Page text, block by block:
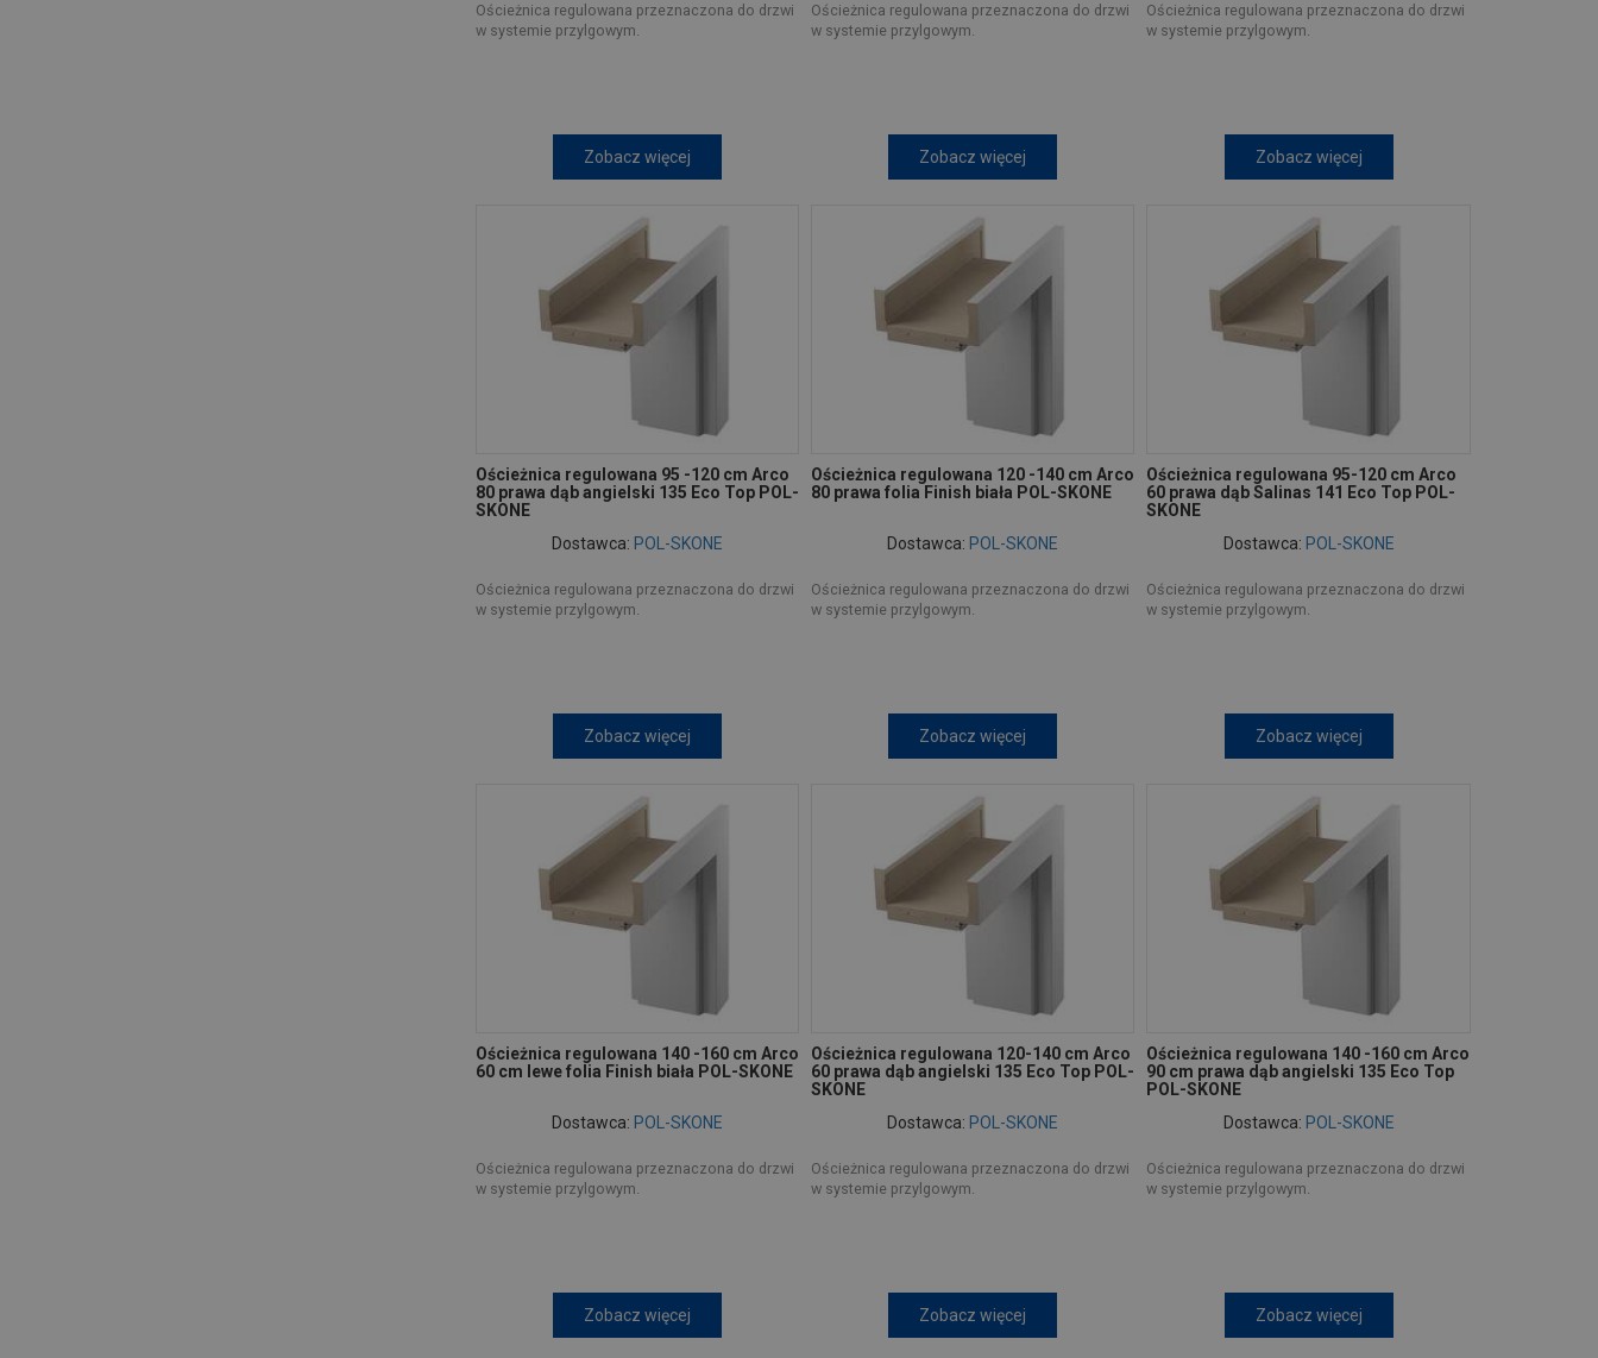
Ościeżnica regulowana przeznaczona do drzwi
w systemie przylgowym.
Zobacz więcej
Ościeżnica regulowana przeznaczona do drzwi
w systemie przylgowym.
Zobacz więcej
Ościeżnica regulowana przeznaczona do drzwi
w systemie przylgowym.
Zobacz więcej
Ościeżnica regulowana 95 -120 cm Arco
80 prawa dąb angielski 135 Eco Top POL-
SKONE
Dostawca: POL-SKONE
Ościeżnica regulowana przeznaczona do drzwi
w systemie przylgowym.
Zobacz więcej
Ościeżnica regulowana 120 -140 cm Arco
80 prawa folia Finish biała POL-SKONE
Dostawca: POL-SKONE
Ościeżnica regulowana przeznaczona do drzwi
w systemie przylgowym.
Zobacz więcej
Ościeżnica regulowana 95-120 cm Arco
60 prawa dąb Salinas 141 Eco Top POL-
SKONE
Dostawca: POL-SKONE
Ościeżnica regulowana przeznaczona do drzwi
w systemie przylgowym.
Zobacz więcej
Ościeżnica regulowana 140 -160 cm Arco
60 cm lewe folia Finish biała POL-SKONE
Dostawca: POL-SKONE
Ościeżnica regulowana przeznaczona do drzwi
w systemie przylgowym.
Zobacz więcej
Ościeżnica regulowana 120-140 cm Arco
60 prawa dąb angielski 135 Eco Top POL-
SKONE
Dostawca: POL-SKONE
Ościeżnica regulowana przeznaczona do drzwi
w systemie przylgowym.
Zobacz więcej
Ościeżnica regulowana 140 -160 cm Arco
90 cm prawa dąb angielski 135 Eco Top
POL-SKONE
Dostawca: POL-SKONE
Ościeżnica regulowana przeznaczona do drzwi
w systemie przylgowym.
Zobacz więcej